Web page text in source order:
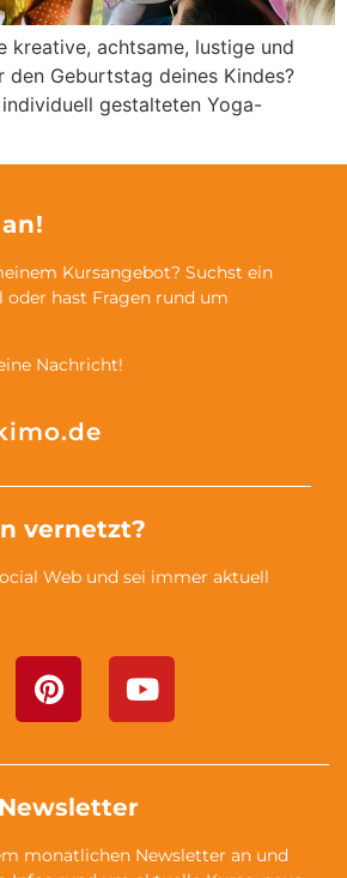
kreative, achtsame, lustige und
den Geburtstag deines Kindes?
gestalteten Yoga-
Kursangebot? Suchst ein
hast Fragen rund um
Nachricht!
vernetzt?
Web und sei immer aktuell
monatlichen Newsletter an und